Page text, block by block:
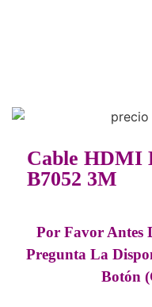
Cable HDMI
B7052 3M
Por Favor Antes
Pregunta La
Botón